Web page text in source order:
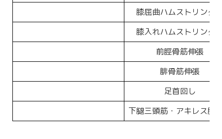
膝屈曲ハムストリング
膝入れハムストリング
前脛骨筋伸張
腓骨筋伸張
足首回し
下腿三頭筋・アキレス腱